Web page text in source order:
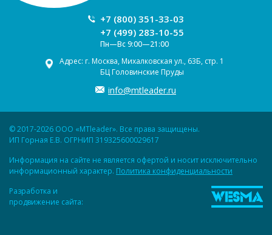
+7 (800) 351-33-03
+7 (499) 283-10-55
Пн—Вс 9:00—21:00
Адрес: г. Москва, Михалковская ул., 63Б, стр. 1
БЦ Головинские Пруды
info@mtleader.ru
© 2017-2026 ООО «MTleader». Все права защищены.
ИП Горная Е.В. ОГРНИП 319325600029617
Информация на сайте не является офертой и носит исключительно
информационный характер. Политика конфиденциальности
Разработка и
продвижение сайта: